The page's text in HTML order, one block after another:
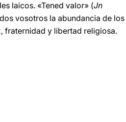
laicos. «Tened valor» (Jn
vosotros la abundancia de los
fraternidad y libertad religiosa.